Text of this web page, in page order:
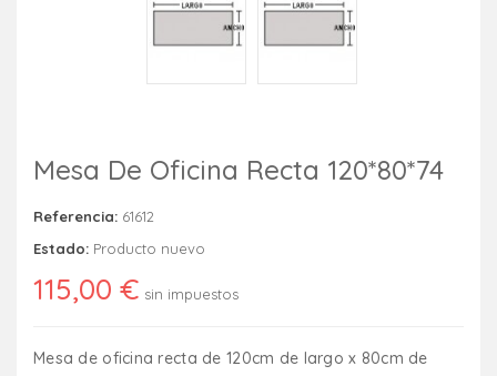
Mesa De Oficina Recta 120*80*74
Referencia: 61612
Estado: Producto nuevo
115,00 € sin impuestos
Mesa de oficina recta de 120cm de largo x 80cm de